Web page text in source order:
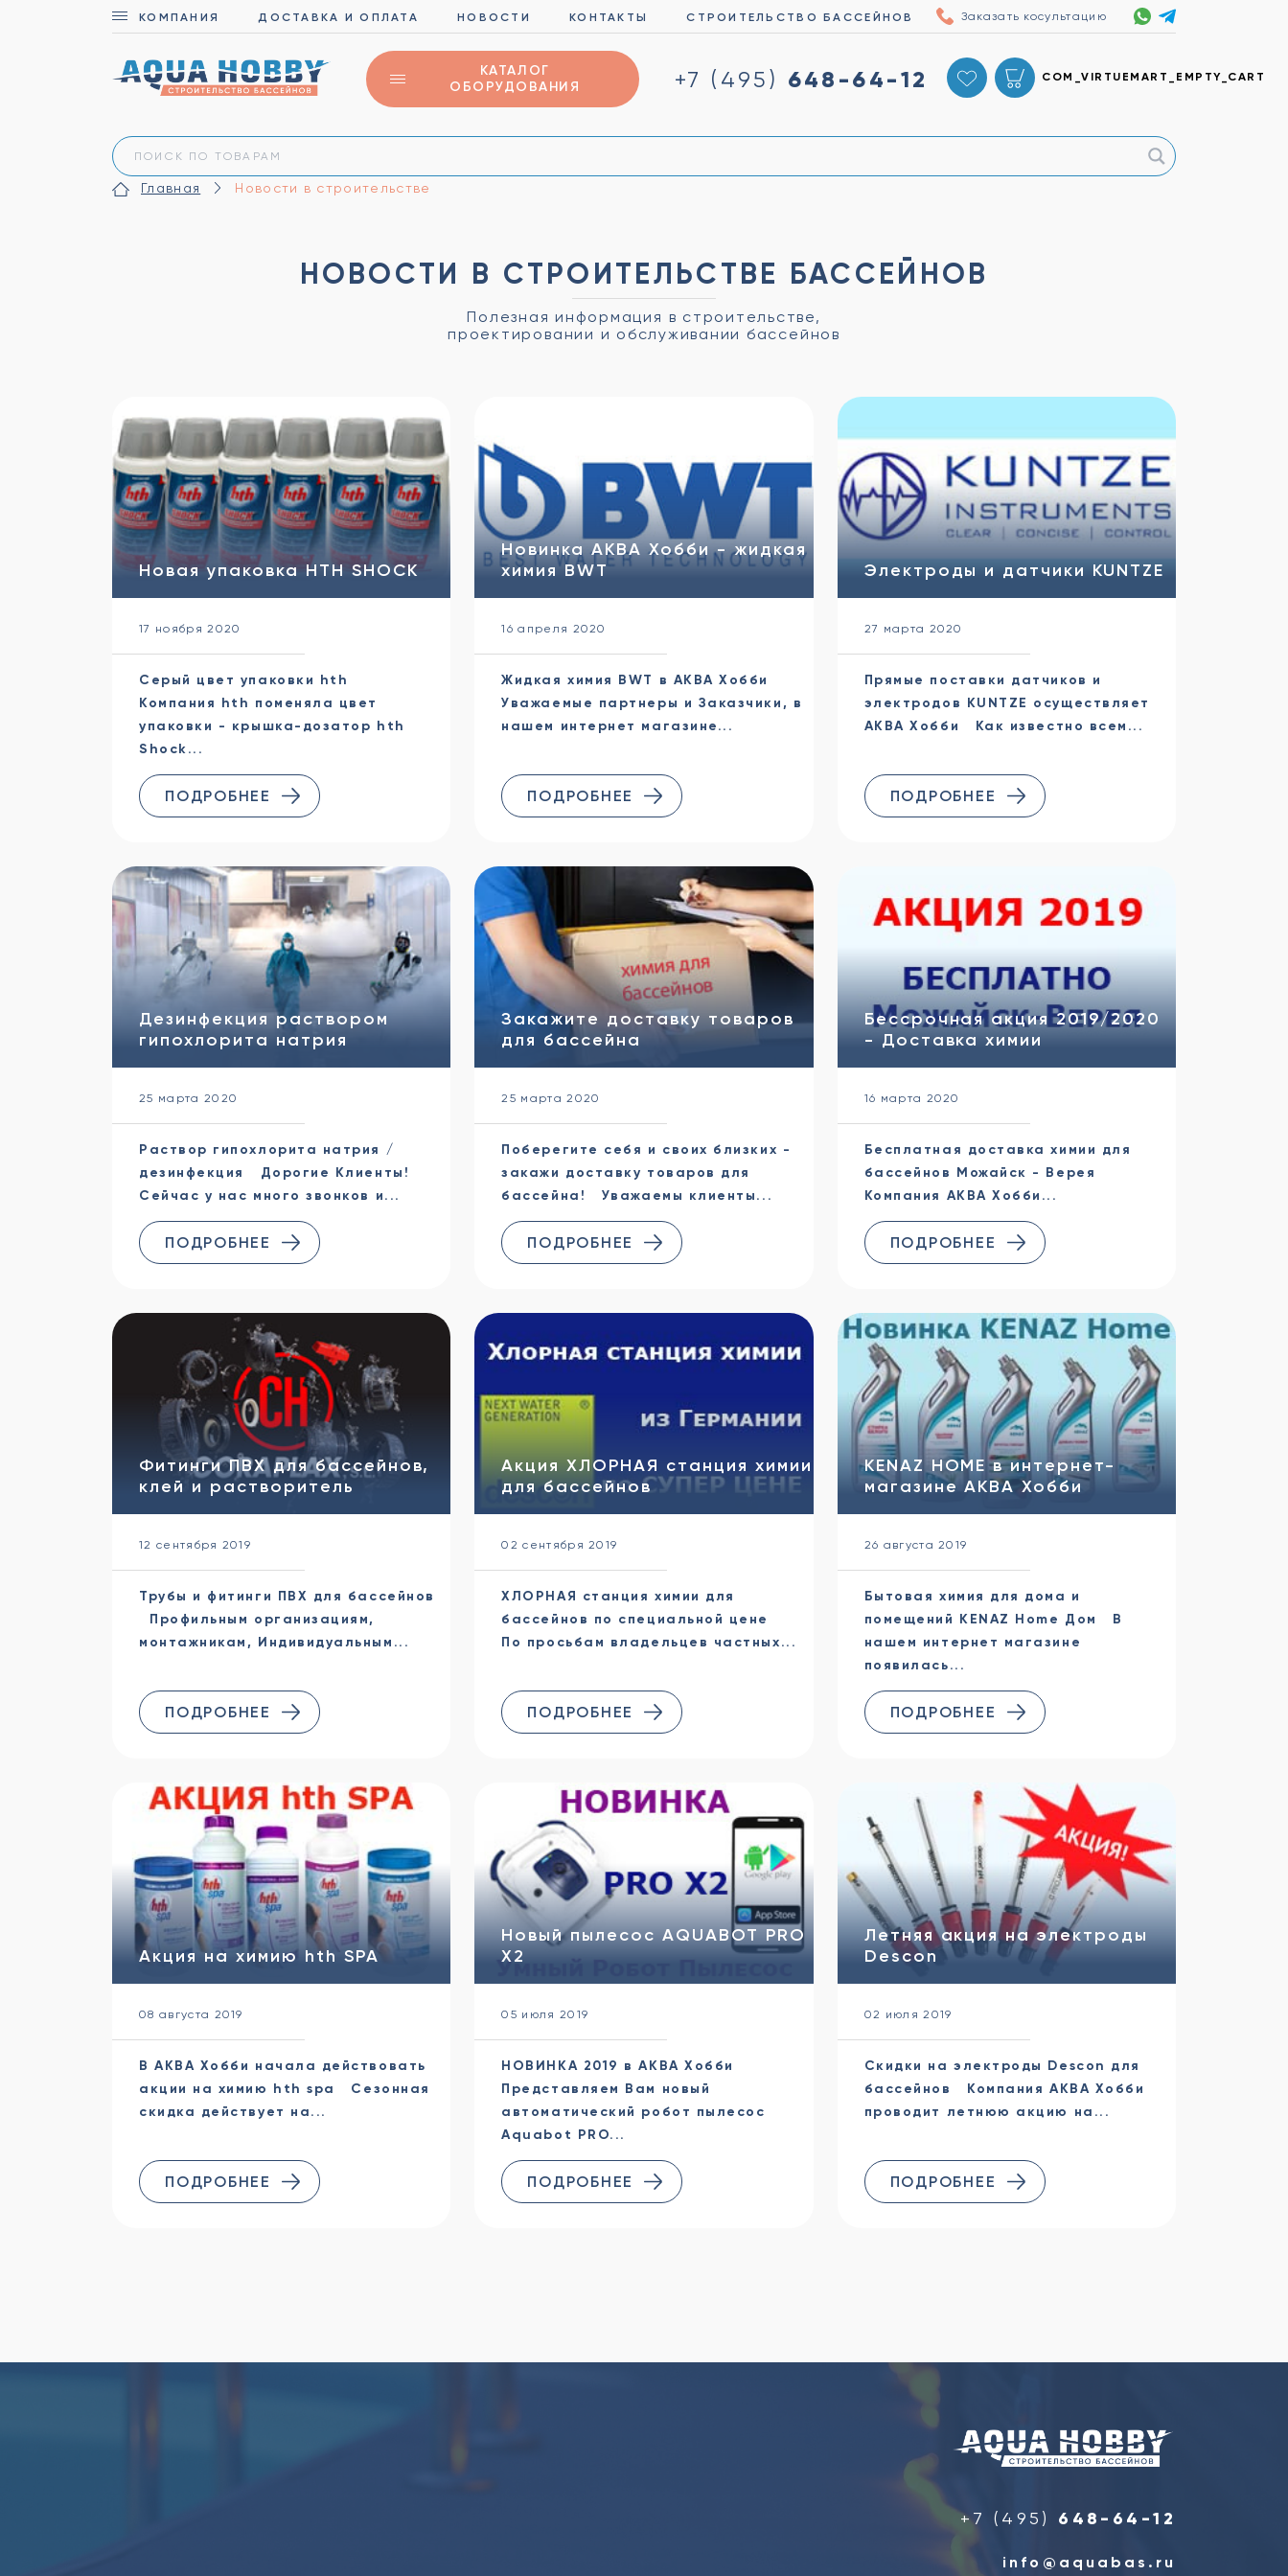
КОМПАНИЯ ДОСТАВКА И ОПЛАТА НОВОСТИ КОНТАКТЫ СТРОИТЕЛЬСТВО БАССЕЙНОВ Заказать косультацию
КАТАЛОГ
ОБОРУДОВАНИЯ
+7 (495) 648-64-12 COM_VIRTUEMART_EMPTY_CART
Главная Новости в строительстве
НОВОСТИ В СТРОИТЕЛЬСТВЕ БАССЕЙНОВ
Полезная информация в строительстве,
проектировании и обслуживании бассейнов
Новая упаковка HTH SHOCK
17 ноября 2020
Серый цвет упаковки hth
Компания hth поменяла цвет
упаковки - крышка-дозатор hth
Shock...
ПОДРОБНЕЕ
Новинка АКВА Хобби - жидкая
химия BWT
16 апреля 2020
Жидкая химия BWT в АКВА Хобби
Уважаемые партнеры и Заказчики, в
нашем интернет магазине...
ПОДРОБНЕЕ
Электроды и датчики KUNTZE
27 марта 2020
Прямые поставки датчиков и
электродов KUNTZE осуществляет
АКВА Хобби Как известно всем...
ПОДРОБНЕЕ
Дезинфекция раствором
гипохлорита натрия
25 марта 2020
Раствор гипохлорита натрия /
дезинфекция Дорогие Клиенты!
Сейчас у нас много звонков и...
ПОДРОБНЕЕ
Закажите доставку товаров
для бассейна
25 марта 2020
Поберегите себя и своих близких -
закажи доставку товаров для
бассейна! Уважаемы клиенты...
ПОДРОБНЕЕ
Бессрочная акция 2019/2020
- Доставка химии
16 марта 2020
Бесплатная доставка химии для
бассейнов Можайск - Верея
Компания АКВА Хобби...
ПОДРОБНЕЕ
Фитинги ПВХ для бассейнов,
клей и растворитель
12 сентября 2019
Трубы и фитинги ПВХ для бассейнов
Профильным организациям,
монтажникам, Индивидуальным...
ПОДРОБНЕЕ
Акция ХЛОРНАЯ станция химии
для бассейнов
02 сентября 2019
ХЛОРНАЯ станция химии для
бассейнов по специальной цене
По просьбам владельцев частных...
ПОДРОБНЕЕ
KENAZ HOME в интернет-
магазине АКВА Хобби
26 августа 2019
Бытовая химия для дома и
помещений KENAZ Home Дом В
нашем интернет магазине
появилась...
ПОДРОБНЕЕ
Акция на химию hth SPA
08 августа 2019
В АКВА Хобби начала действовать
акции на химию hth spa Сезонная
скидка действует на...
ПОДРОБНЕЕ
Новый пылесос AQUABOT PRO
X2
05 июля 2019
НОВИНКА 2019 в АКВА Хобби
Представляем Вам новый
автоматический робот пылесос
Aquabot PRO...
ПОДРОБНЕЕ
Летняя акция на электроды
Descon
02 июля 2019
Скидки на электроды Descon для
бассейнов Компания АКВА Хобби
проводит летнюю акцию на...
ПОДРОБНЕЕ
+7 (495) 648-64-12
info@aquabas.ru